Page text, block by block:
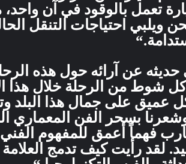
تعمل بالوقود في آن
ويلبي احتياجات التنقل
عن آرائه حول هذه
شوط من الرحلة خلال هذا
عميق على جمال هذا البلد
بسحر الفن المعماري
فهماً أعمق للمفهوم الفني
لقد رأيت كيف تدمج العلامة